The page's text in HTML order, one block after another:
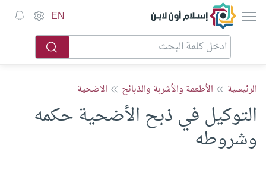
إسلام أون لاين EN
الرئيسية الأطعمة والأشربة والذبائح الاضحية
التوكيل في ذبح الأضحية حكمه
وشروطه